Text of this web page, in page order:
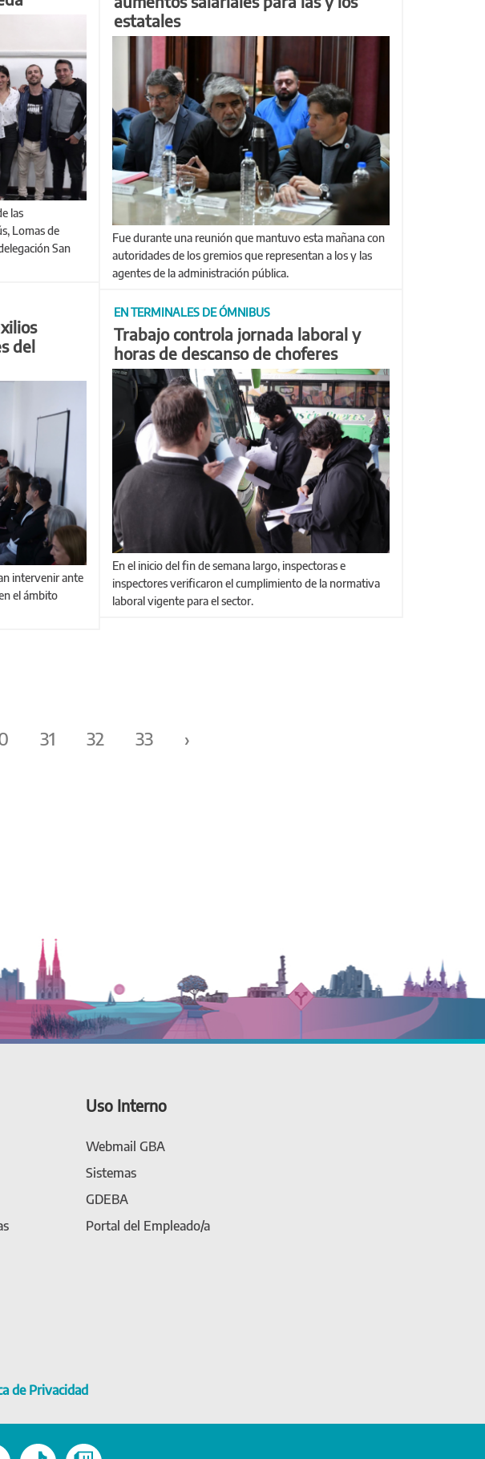
Lomas de
San
estatales
Fue durante una reunión que mantuvo esta mañana con
autoridades de los gremios que representan a los y las
agentes de la administración pública.
del
el ámbito
EN TERMINALES DE ÓMNIBUS
Trabajo controla jornada laboral y
horas de descanso de choferes
En el inicio del fin de semana largo, inspectoras e
inspectores verificaron el cumplimiento de la normativa
laboral vigente para el sector.
31 32 33 ›
Uso Interno
Webmail GBA
Sistemas
GDEBA
Portal del Empleado/a
de Privacidad